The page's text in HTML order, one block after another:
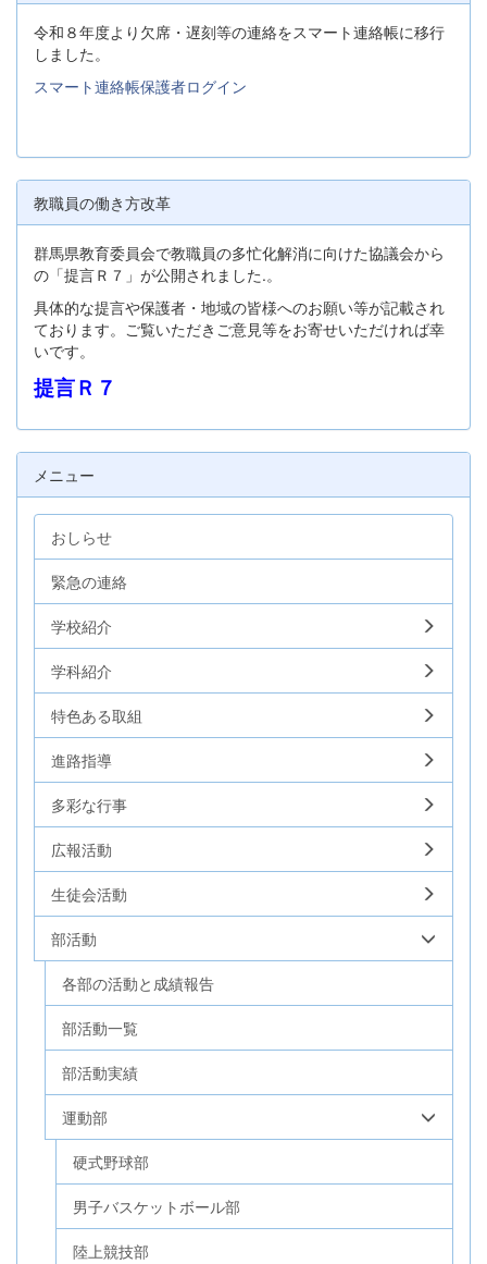
令和８年度より欠席・遅刻等の連絡をスマート連絡帳に移行
しました。
スマート連絡帳保護者ログイン
教職員の働き方改革
群馬県教育委員会で教職員の多忙化解消に向けた協議会から
の「提言Ｒ７」が公開されました.。
具体的な提言や保護者・地域の皆様へのお願い等が記載され
ております。ご覧いただきご意見等をお寄せいただければ幸
いです。
提言Ｒ７
メニュー
おしらせ
緊急の連絡
学校紹介
学科紹介
特色ある取組
進路指導
多彩な行事
広報活動
生徒会活動
部活動
各部の活動と成績報告
部活動一覧
部活動実績
運動部
硬式野球部
男子バスケットボール部
陸上競技部